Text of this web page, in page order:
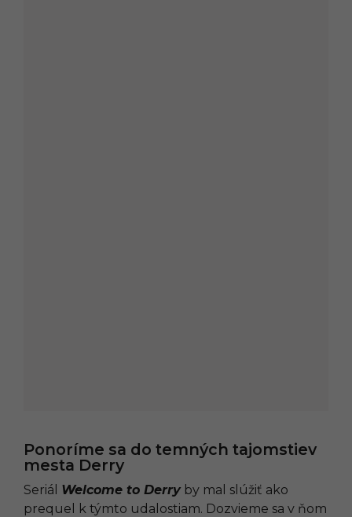
Ponoríme sa do temných tajomstiev
mesta Derry
Seriál Welcome to Derryby mal slúžiť ako
prequel k týmto udalostiam. Dozvieme sa v ňom